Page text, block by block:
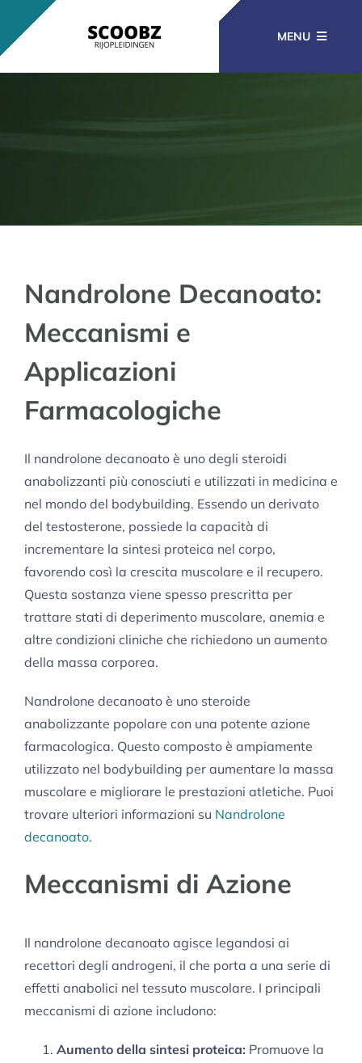
naar
inhoud
MENU
CONTACT
Nandrolone Decanoato:
Meccanismi e
Applicazioni
Farmacologiche
Il nandrolone decanoato è uno degli steroidi
anabolizzanti più conosciuti e utilizzati in medicina e
nel mondo del bodybuilding. Essendo un derivato
del testosterone, possiede la capacità di
incrementare la sintesi proteica nel corpo,
favorendo così la crescita muscolare e il recupero.
Questa sostanza viene spesso prescritta per
trattare stati di deperimento muscolare, anemia e
altre condizioni cliniche che richiedono un aumento
della massa corporea.
Nandrolone decanoato è uno steroide
anabolizzante popolare con una potente azione
farmacologica. Questo composto è ampiamente
utilizzato nel bodybuilding per aumentare la massa
muscolare e migliorare le prestazioni atletiche. Puoi
trovare ulteriori informazioni su Nandrolone
decanoato.
Meccanismi di Azione
Il nandrolone decanoato agisce legandosi ai
recettori degli androgeni, il che porta a una serie di
effetti anabolici nel tessuto muscolare. I principali
meccanismi di azione includono:
Aumento della sintesi proteica: Promuove la